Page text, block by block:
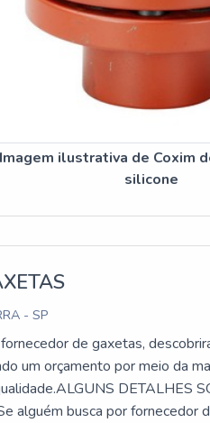
Imagem ilustrativa de Coxim
silicone
- SP
de gaxetas,
um orçamento por meio da
DETALHES
alguém busca por fornecedor